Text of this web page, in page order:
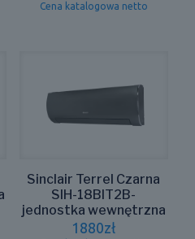
Cena katalogowa netto
Sinclair Terrel Czarna
SIH-18BIT2B-
jednostka wewnętrzna
1880zł